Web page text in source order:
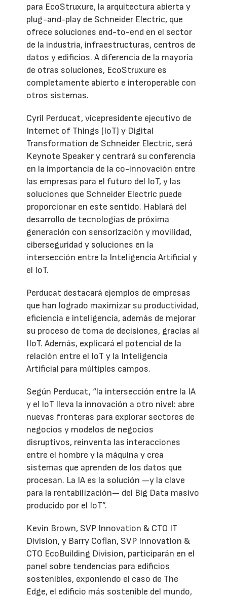
para EcoStruxure, la arquitectura abierta y
plug-and-play de Schneider Electric, que
ofrece soluciones end-to-end en el sector
de la industria, infraestructuras, centros de
datos y edificios. A diferencia de la mayoría
de otras soluciones, EcoStruxure es
completamente abierto e interoperable con
otros sistemas.
Cyril Perducat, vicepresidente ejecutivo de
Internet of Things (IoT) y Digital
Transformation de Schneider Electric, será
Keynote Speaker y centrará su conferencia
en la importancia de la co-innovación entre
las empresas para el futuro del IoT, y las
soluciones que Schneider Electric puede
proporcionar en este sentido. Hablará del
desarrollo de tecnologías de próxima
generación con sensorización y movilidad,
ciberseguridad y soluciones en la
intersección entre la Inteligencia Artificial y
el IoT.
Perducat destacará ejemplos de empresas
que han logrado maximizar su productividad,
eficiencia e inteligencia, además de mejorar
su proceso de toma de decisiones, gracias al
IIoT. Además, explicará el potencial de la
relación entre el IoT y la Inteligencia
Artificial para múltiples campos.
Según Perducat, “la intersección entre la IA
y el IoT lleva la innovación a otro nivel: abre
nuevas fronteras para explorar sectores de
negocios y modelos de negocios
disruptivos, reinventa las interacciones
entre el hombre y la máquina y crea
sistemas que aprenden de los datos que
procesan. La IA es la solución —y la clave
para la rentabilización— del Big Data masivo
producido por el IoT”.
Kevin Brown, SVP Innovation & CTO IT
Division, y Barry Coflan, SVP Innovation &
CTO EcoBuilding Division, participarán en el
panel sobre tendencias para edificios
sostenibles, exponiendo el caso de The
Edge, el edificio más sostenible del mundo,